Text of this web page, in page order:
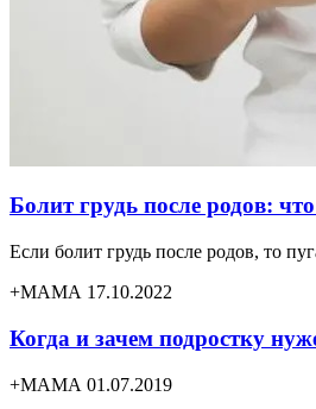
Болит грудь после родов:
Если болит грудь после родов, то
+МАМА 17.10.2022
Когда и зачем подростку
+МАМА 01.07.2019